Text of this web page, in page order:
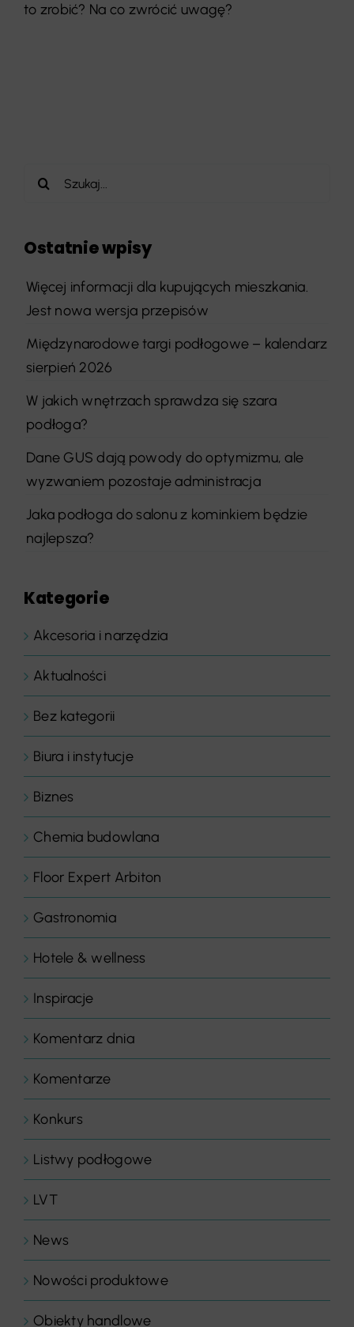
to zrobić? Na co zwrócić uwagę?
Szukaj
Ostatnie wpisy
Więcej informacji dla kupujących mieszkania.
Jest nowa wersja przepisów
Międzynarodowe targi podłogowe – kalendarz
sierpień 2026
W jakich wnętrzach sprawdza się szara
podłoga?
Dane GUS dają powody do optymizmu, ale
wyzwaniem pozostaje administracja
Jaka podłoga do salonu z kominkiem będzie
najlepsza?
Kategorie
Akcesoria i narzędzia
Aktualności
Bez kategorii
Biura i instytucje
Biznes
Chemia budowlana
Floor Expert Arbiton
Gastronomia
Hotele & wellness
Inspiracje
Komentarz dnia
Komentarze
Konkurs
Listwy podłogowe
LVT
News
Nowości produktowe
Obiekty handlowe